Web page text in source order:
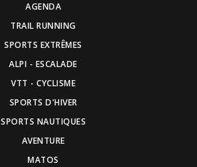
AGENDA
TRAIL RUNNING
SPORTS EXTRÊMES
ALPI - ESCALADE
VTT - CYCLISME
SPORTS D'HIVER
SPORTS NAUTIQUES
AVENTURE
MATOS